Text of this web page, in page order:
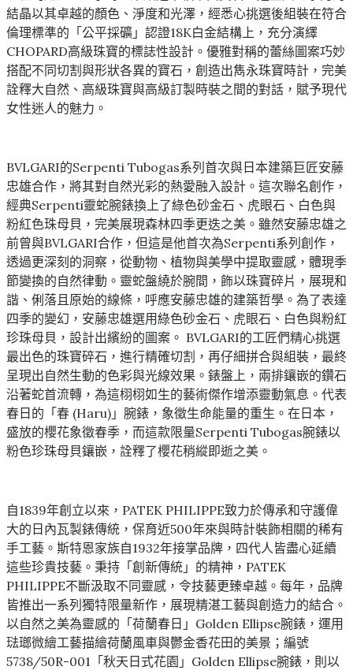
結晶以其卓越的顏色、淨度和光澤，經悉心挑選後組裝在符合
倫理標準的「公平採礦」認證18K白金結構上，充分演繹
CHOPARD高級珠寶的標誌性設計。優雅對稱的蕾絲圖案巧妙
搭配不同切割與形狀各異的寶石，創造出雋永珠寶時計，完美
詮釋大自然、高級珠寶與高級訂製時裝之間的對話，賦予現代
女性迷人的魅力。
BVLGARI的Serpenti Tubogas系列首次與日本建築巨匠安藤
忠雄合作，將其對自然光彩的熱愛融入設計。這次聯名創作，
經典Serpenti靈蛇腕錶換上了綠色砂金石、虎眼石、白色與
粉紅色珠母貝，完美展現森林四季更迭之美。雖然安藤忠雄之
前曾與BVLGARI合作，但這是他首次為Serpenti系列創作，
透過更深刻的洞察，從動物、植物與美學中提取靈感，體現季
節變換的自然律動。靈蛇盤繞於腕間，飾以珠寶碎片，展現和
諧、俐落且原始的線條，呼應安藤忠雄的建築哲學。為了表達
四季的變幻，安藤忠雄選用綠色砂金石、虎眼石、白色與粉紅
珍珠母貝，設計出繽紛的圖案。 BVLGARI的工匠們精心挑選
最出色的珠寶碎石，進行精確切割，再仔細拼合與組裝，最終
呈現出自然生動的色彩與光線效果。錶盤上，兩排鑲嵌的鑽石
沿著蛇首流轉，為這栩栩如生的藝術傑作增添靈動氣息。代表
春日的「春 (Haru)」腕錶，象徵生命能量的重生。在日本，
盛放的櫻花象徵春季，而這款限量Serpenti Tubogas腕錶以
粉色珍珠母貝鑲嵌，詮釋了櫻花稍縱即逝之美。
自1839年創立以來，PATEK PHILIPPE致力於傳承和守護偉
大的日內瓦製錶傳統，保育近500年來與時計裝飾相關的稀有
手工藝。斯特恩家族自1932年接掌品牌，四代人皆盡心延續
這些珍貴技藝。秉持「創新傳統」的精神，PATEK
PHILIPPE不斷汲取不同靈感，令技藝更臻卓越。每年，品牌
皆推出一系列獨特限量新作，展現精湛工藝與創造力的結合。
以自然之美為靈感的「荷蘭春日」Golden Ellipse腕錶，運用
琺瑯微繪工藝描繪荷蘭風車與鬱金香花田的美景；編號
5738/50R-001「秋天日式花園」Golden Ellipse腕錶，則以